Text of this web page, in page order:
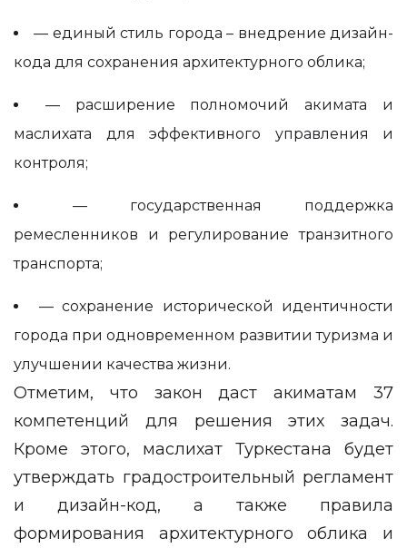
— единый стиль города – внедрение дизайн-
кода для сохранения архитектурного облика;
— расширение полномочий акимата и
маслихата для эффективного управления и
контроля;
— государственная поддержка
ремесленников и регулирование транзитного
транспорта;
— сохранение исторической идентичности
города при одновременном развитии туризма и
улучшении качества жизни.
Отметим, что закондастакиматам 37
компетенций для решения этих задач.
Кроме этого, маслихат Туркестана будет
утверждать градостроительный регламент
и дизайн-код, а также правила
формирования архитектурного облика и